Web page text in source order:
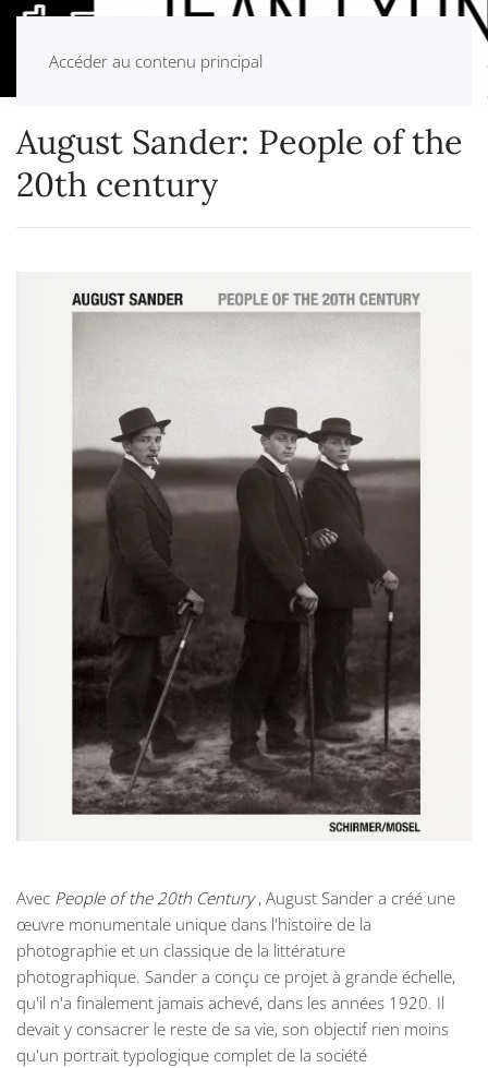
Accéder au contenu principal
August Sander: People of the
20th century
Avec People of the 20th Century, August Sander a créé une
œuvre monumentale unique dans l'histoire de la
photographie et un classique de la littérature
photographique. Sander a conçu ce projet à grande échelle,
qu'il n'a finalement jamais achevé, dans les années 1920. Il
devait y consacrer le reste de sa vie, son objectif rien moins
qu'un portrait typologique complet de la société